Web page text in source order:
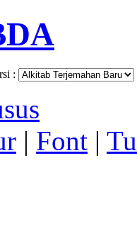
:
| Font |